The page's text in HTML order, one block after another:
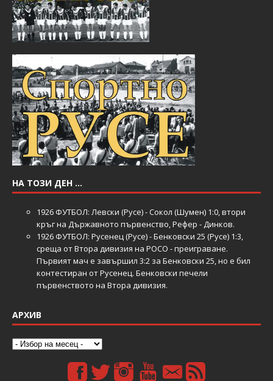
НА ТОЗИ ДЕН …
1926 ФУТБОЛ: Левски (Русе) - Сокол (Шумен) 1:0, втори
кръг на Държавното първенство, Рефер - Динков.
1926 ФУТБОЛ: Русенец (Русе) - Бенковски 25 (Русе) 1:3,
среща от Втора дивизия на РОСО - преиграване.
Първият мач е завършил 3:2 за Бенковски 25, но е бил
контестиран от Русенец. Бенковски печели
първенството на Втора дивизия.
АРХИВ